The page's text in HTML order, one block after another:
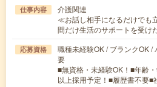
仕事内容
介護関連
≪お話し相手になるだけでも
間だけ生活のサポートを受
応募資格
職種未経験OK / ブランクOK /
要
■無資格・未経験OK！■年齢
以上採用予定！■履歴書不要